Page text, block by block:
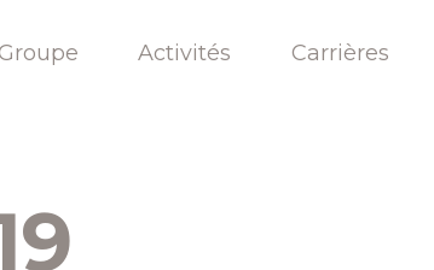
Activités Carrières